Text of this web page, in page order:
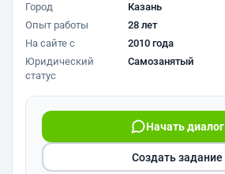
Город
Казань
Опыт работы
28 лет
На сайте с
2010 года
Юридический
статус
Самозанятый
Начать диалог
Создать задание